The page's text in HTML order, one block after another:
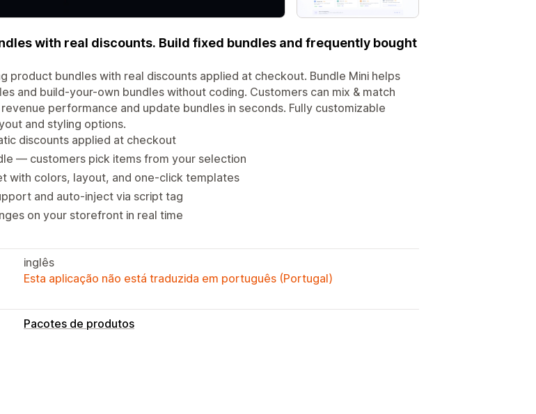
with real discounts. Build fixed bundles and frequently bought
product bundles with real discounts applied at checkout. Bundle Mini helps
and build-your-own bundles without coding. Customers can mix & match
performance and update bundles in seconds. Fully customizable
and styling options.
discounts applied at checkout
— customers pick items from your selection
with colors, layout, and one-click templates
and auto-inject via script tag
on your storefront in real time
inglês
Esta aplicação não está traduzida em português (Portugal)
Pacotes de produtos